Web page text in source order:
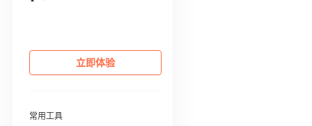
立即体验
常用工具